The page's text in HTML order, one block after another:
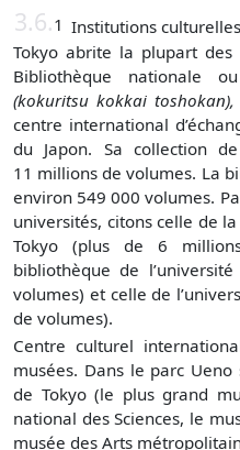
3.6.1 Institutions culturelles
Tokyo abrite la plupart des
Bibliothèque nationale
(kokuritsu kokkai toshokan),
centre international
du Japon. Sa collection
11 millions de volumes. La
environ 549 000 volumes.
universités, citons celle de
Tokyo (plus de 6
bibliothèque de
volumes) et celle de
de volumes).
Centre culturel
musées. Dans le parc
de Tokyo (le plus grand
national des Sciences, le
musée des Arts